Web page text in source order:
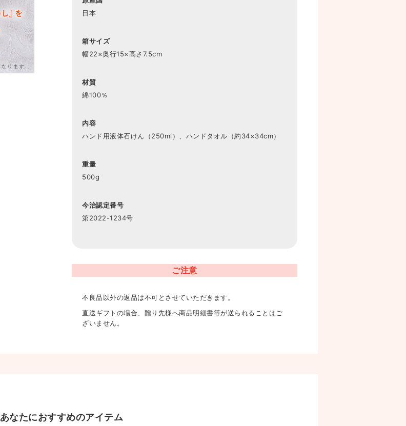
日本
箱サイズ
幅22×奥行15×高さ7.5cm
材質
綿100％
内容
ハンド用液体石けん（250ml）、ハンドタオル（約34×34cm）
重量
500g
今治認定番号
第2022-1234号
ご注意
不良品以外の返品は不可とさせていただきます。
直送ギフトの場合、贈り先様へ商品明細書等が送られることはご
ざいません。
あなたにおすすめのアイテム